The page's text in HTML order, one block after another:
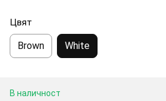
Цвят
Brown White
В наличност